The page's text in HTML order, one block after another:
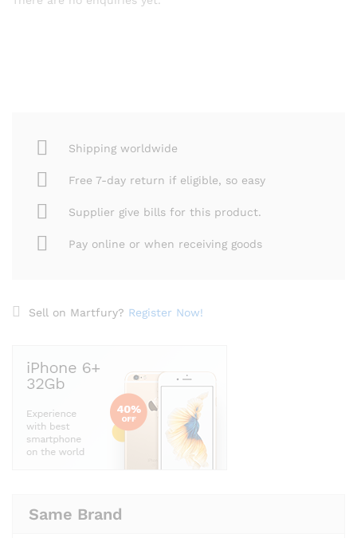
Shipping worldwide
Free 7-day return if eligible, so easy
Supplier give bills for this product.
Pay online or when receiving goods
Sell on Martfury? Register Now!
Same Brand